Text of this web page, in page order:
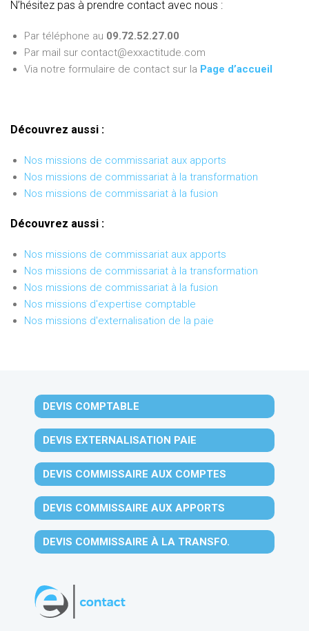
N’hésitez pas à prendre contact avec nous :
Par téléphone au 09.72.52.27.00
Par mail sur contact@exxactitude.com
Via notre formulaire de contact sur la Page d’accueil
Découvrez aussi :
Nos missions de commissariat aux apports
Nos missions de commissariat à la transformation
Nos missions de commissariat à la fusion
Découvrez aussi :
Nos missions de commissariat aux apports
Nos missions de commissariat à la transformation
Nos missions de commissariat à la fusion
Nos missions d'expertise comptable
Nos missions d'externalisation de la paie
DEVIS COMPTABLE
DEVIS EXTERNALISATION PAIE
DEVIS COMMISSAIRE AUX COMPTES
DEVIS COMMISSAIRE AUX APPORTS
DEVIS COMMISSAIRE À LA TRANSFO.